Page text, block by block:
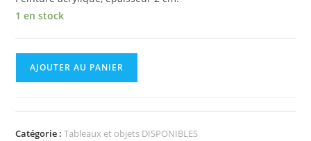
1 en stock
AJOUTER AU PANIER
Catégorie :Tableaux et objets DISPONIBLES